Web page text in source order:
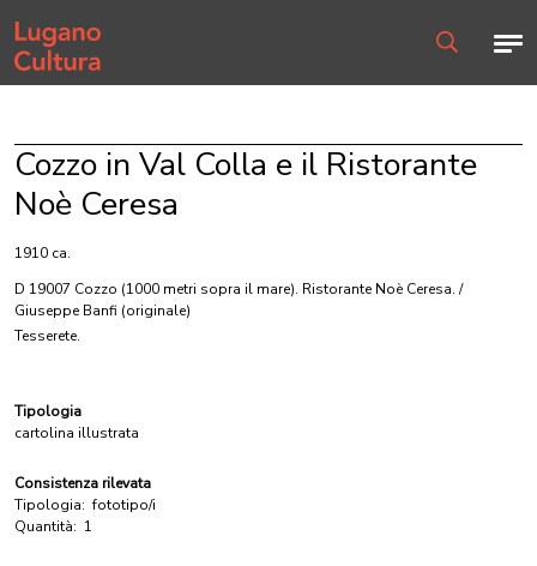
Home page
Cozzo in Val Colla e il Ristorante
Noè Ceresa
1910 ca.
D 19007 Cozzo (1000 metri sopra il mare). Ristorante Noè Ceresa. /
Giuseppe Banfi (originale)
Tesserete.
Tipologia
cartolina illustrata
Consistenza rilevata
Tipologia: fototipo/i
Quantità: 1